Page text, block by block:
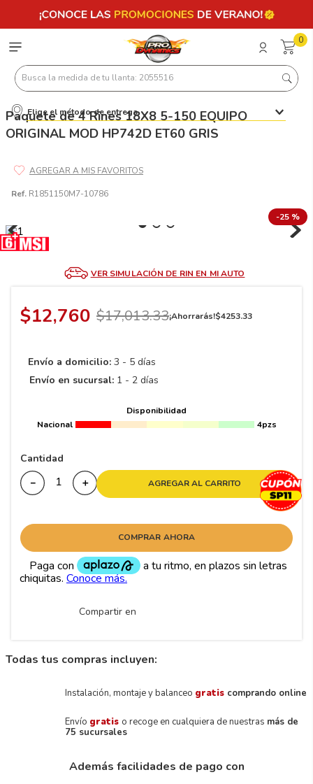
0
Busca la medida de tu llanta: 2055516
Elige el método de entrega
Paquete de 4 Rines 18X8 5-150 EQUIPO
ORIGINAL MOD HP742D ET60 GRIS
Ref. R1851150M7-10786
-25 %
VER SIMULACIÓN DE RIN EN MI AUTO
$12,760 $17,013.33¡Ahorrarás!$4253.33
Envío a domicilio: 3 - 5 días
Envío en sucursal: 1 - 2 días
Disponibilidad
Nacional
4pzs
Cantidad
＋
－ AGREGAR AL CARRITO
COMPRAR AHORA
Compartir en
Todas tus compras incluyen:
Instalación, montaje y balanceo gratis comprando online
Envío gratis o recoge en cualquiera de nuestras más de
75 sucursales
Además facilidades de pago con
Términos más buscados
8.195 65 15